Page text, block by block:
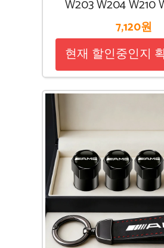
W203 W204 W210
7,120원
현재 할인중인지